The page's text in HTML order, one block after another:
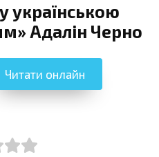
українською
Адалін Черно
Читати онлайн